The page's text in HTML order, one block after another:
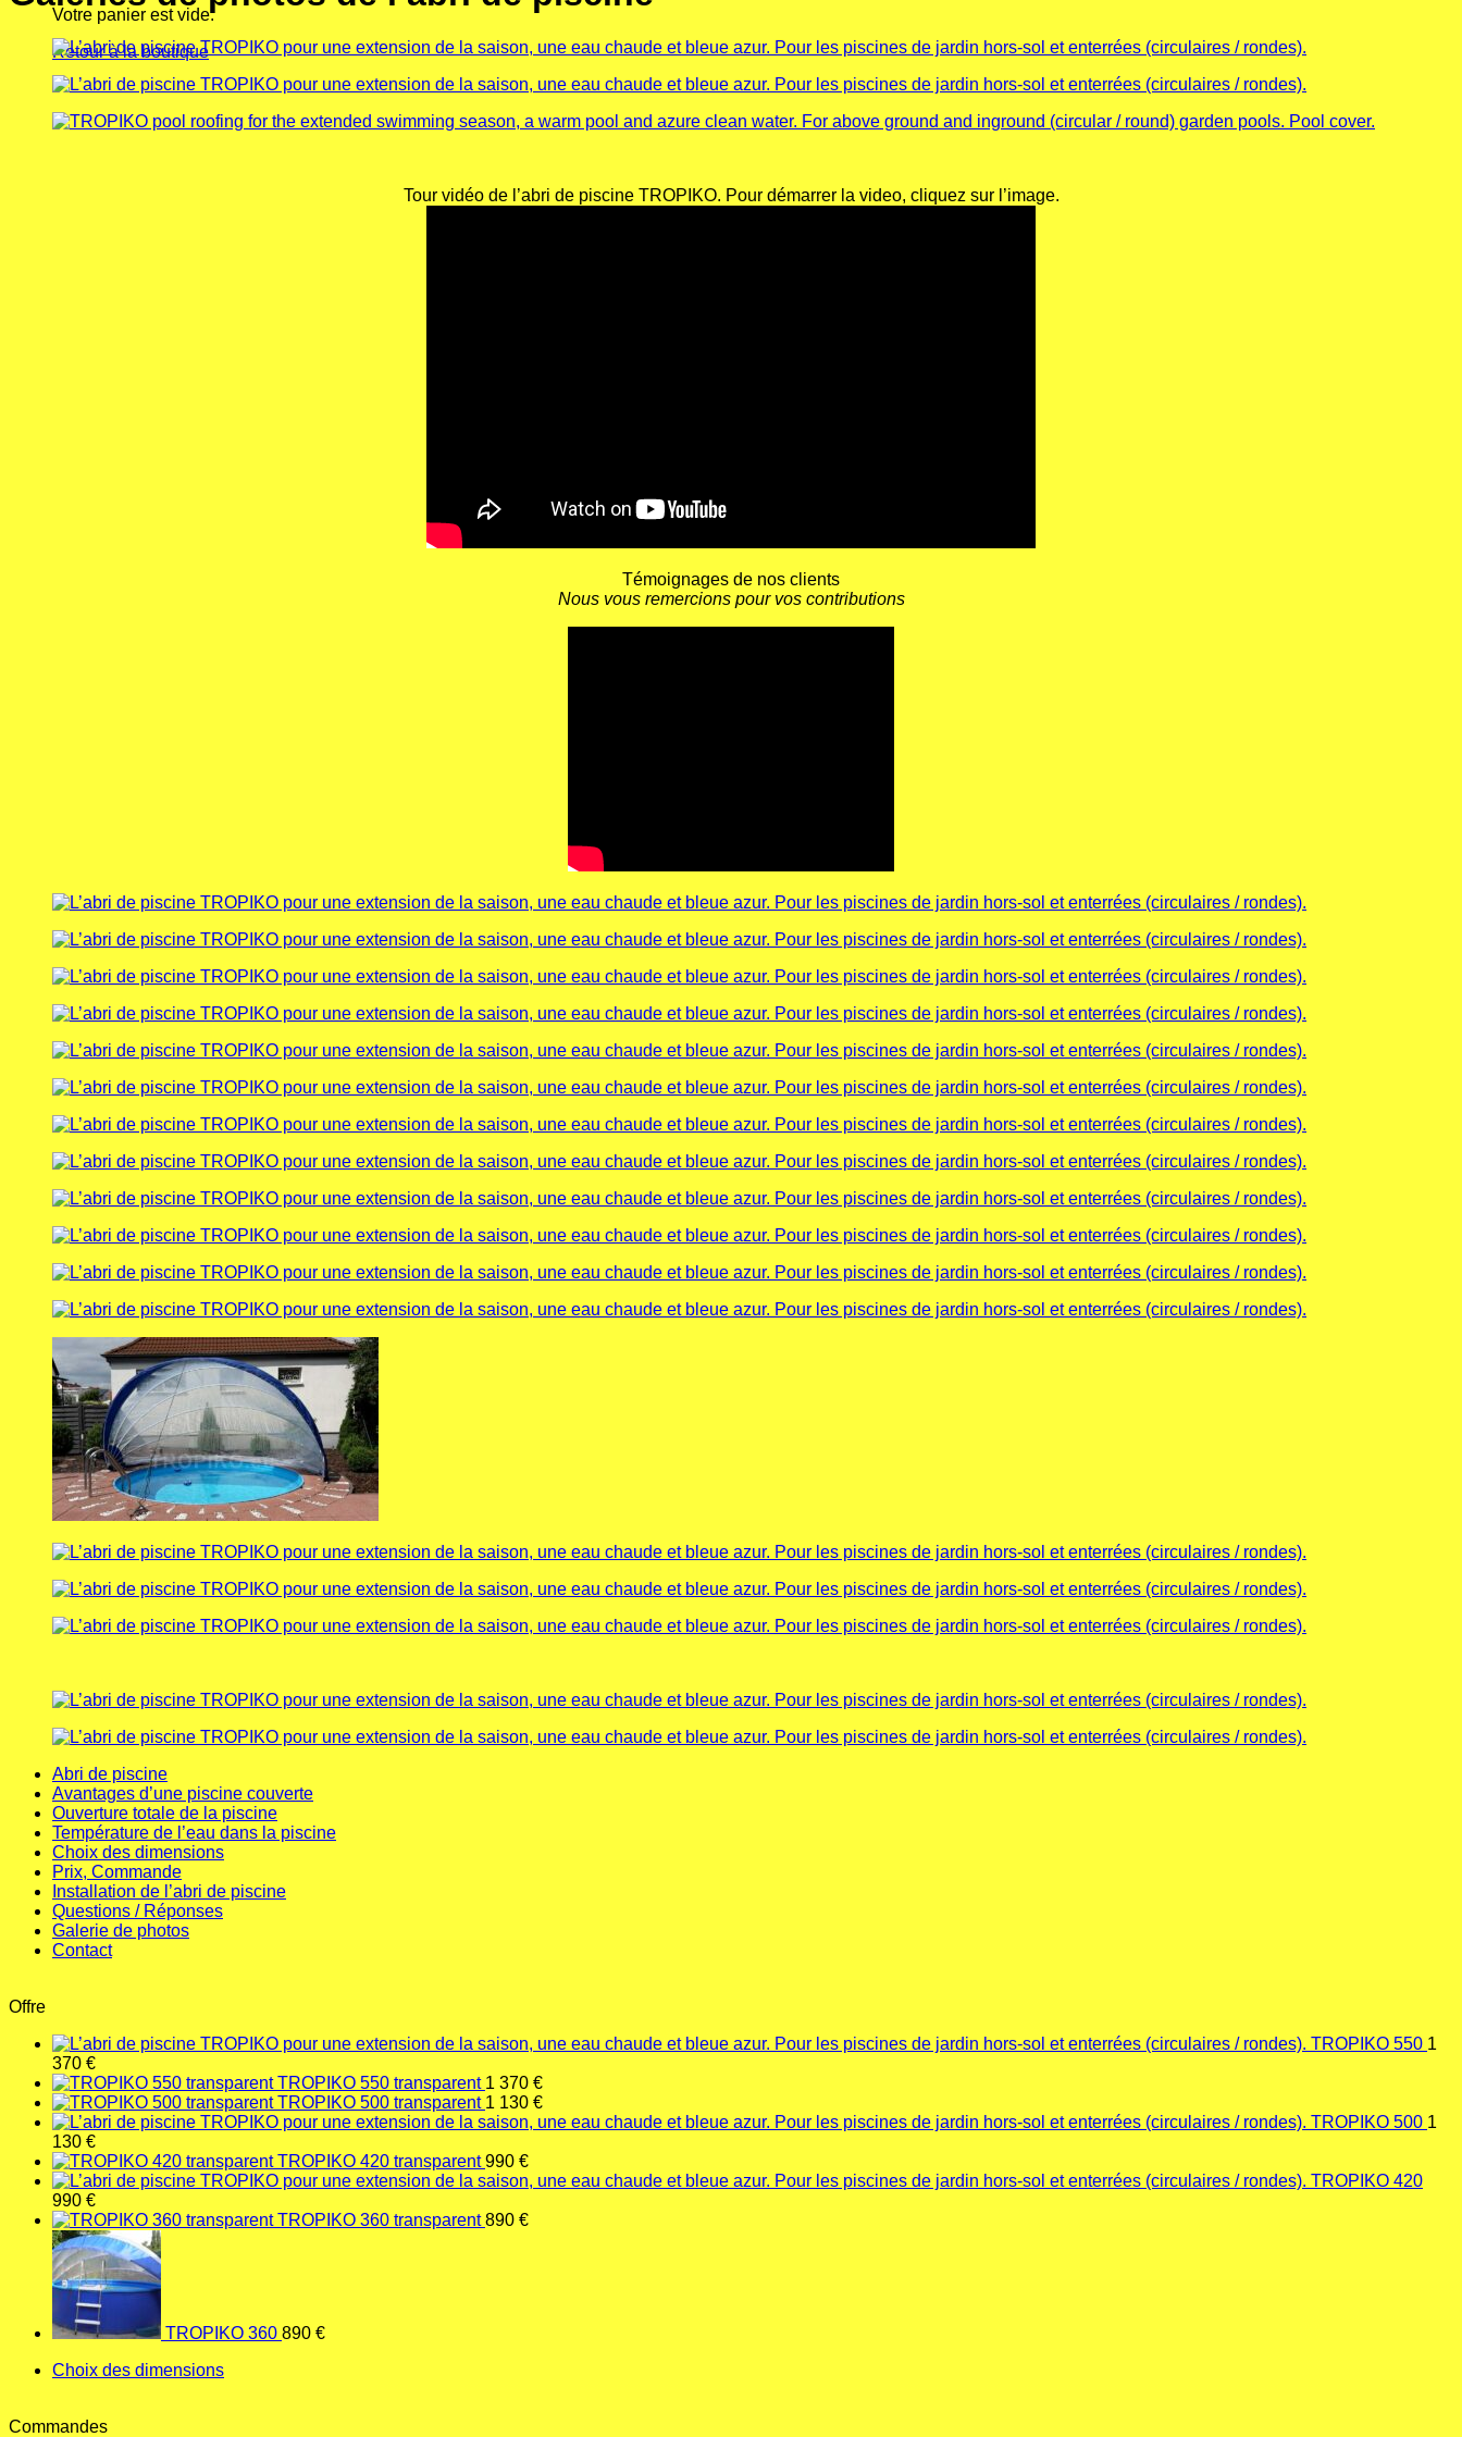
Votre panier est vide.
Retour à la boutique
Tour vidéo de l’abri de piscine TROPIKO. Pour démarrer la video, cliquez sur l’image.
Témoignages de nos clients
Nous vous remercions pour vos contributions
Abri de piscine
Avantages d’une piscine couverte
Ouverture totale de la piscine
Température de l’eau dans la piscine
Choix des dimensions
Prix, Commande
Installation de l’abri de piscine
Questions / Réponses
Galerie de photos
Contact
Offre
TROPIKO 550 1
370 €
TROPIKO 550 transparent 1 370 €
TROPIKO 500 transparent 1 130 €
TROPIKO 500 1
130 €
TROPIKO 420 transparent 990 €
TROPIKO 420
990 €
TROPIKO 360 transparent 890 €
TROPIKO 360 890 €
Choix des dimensions
Commandes